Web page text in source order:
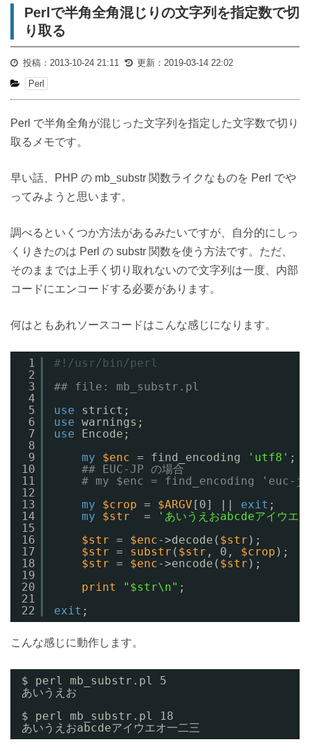
Perlで半角全角混じりの文字列を指定数で切
り取る
投稿： 2013-10-24 21:11 更新： 2019-03-14 22:02
Perl
Perl で半角全角が混じった文字列を指定した文字数で切り
取るメモです。
早い話、PHP の mb_substr 関数ライクなものを Perl でや
ってみようと思います。
調べるといくつか方法があるみたいですが、自分的にしっ
くりきたのは Perl の substr 関数を使う方法です。ただ、
そのままでは上手く切り取れないので文字列は一度、内部
コードにエンコードする必要があります。
何はともあれソースコードはこんな感じになります。
1
2
3
4
5
6
7
8
9
10
11
12
13
14
15
16
17
18
19
20
21
22
#!/usr/bin/perl
## file: mb_substr.pl
use
strict;
use warnings;
use
Encode;
my
$enc = find_encoding 'utf8' ;
## EUC-JP の場合
# my $enc = find_encoding 'euc-
my
$crop = $ARGV [0] || exit ;
my
$str =
'あいうえおabcdeアイウエ
$str = $enc->decode( $str );
$str = substr ( $str , 0, $crop );
$str = $enc->encode( $str );
print
"$str\n" ;
exit ;
こんな感じに動作します。
$ perl mb_substr.pl 5
あいうえお
$ perl mb_substr.pl 18
あいうえおabcdeアイウエオ一二三